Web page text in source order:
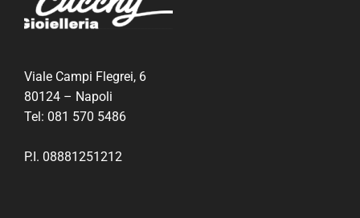
Viale Campi Flegrei, 6
80124 – Napoli
Tel: 081 570 5486
P.I. 08881251212